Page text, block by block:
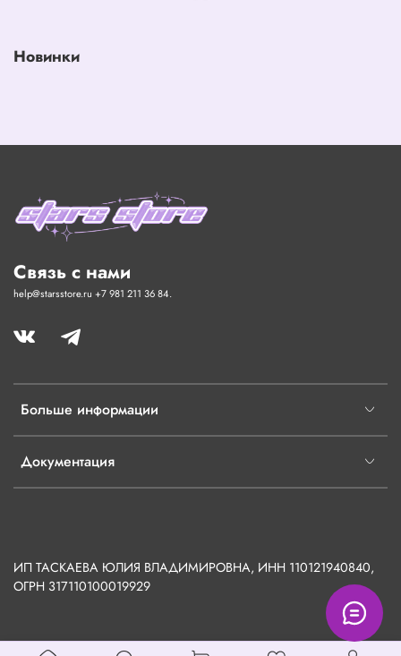
Новинки
Больше информации
Документация
Связь с нами
help@starsstore.ru +7 981 211 36 84.
ИП ТАСКАЕВА ЮЛИЯ ВЛАДИМИРОВНА, ИНН 110121940840,
ОГРН 317110100019929